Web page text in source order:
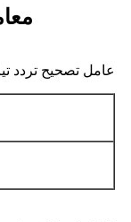
عامل تصحيح تردد